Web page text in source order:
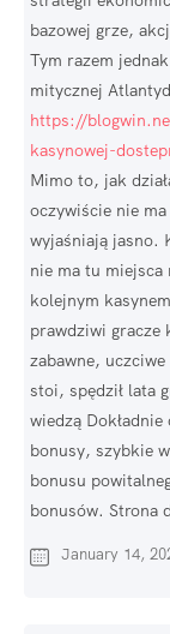
bazowej grze,
Tym razem
mitycznej
https://
kasynowej-
Mimo to, jak
oczywiście nie
wyjaśniają jasno.
nie ma tu
kolejnym
prawdziwi gracze
zabawne,
stoi, spędził lata
wiedzą
bonusy, szybkie
bonusu
bonusów. Strona
January 14,